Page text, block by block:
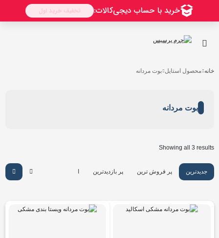
محتوا
خانه محصول استایل بوت مردانه
بوت مردانه
Showing all 3 results
Sorted
پر فروش ترین پر بازدیدترین جدیدترین گرانترین